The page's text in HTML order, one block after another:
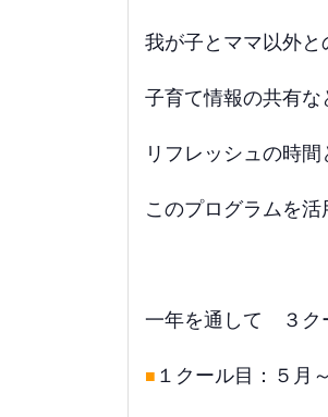
我が子とママ以外と
子育て情報の共有な
リフレッシュの時間
このプログラムを活
一年を通して ３ク
■ １クール目：５月